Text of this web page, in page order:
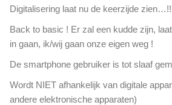
Digitalisering laat nu de keerzijde
Back to basic ! Er zal een kudde zijn,
in gaan, ik/wij gaan onze eigen weg !
De smartphone gebruiker is tot slaaf
Wordt NIET afhankelijk van digitale
andere elektronische apparaten)